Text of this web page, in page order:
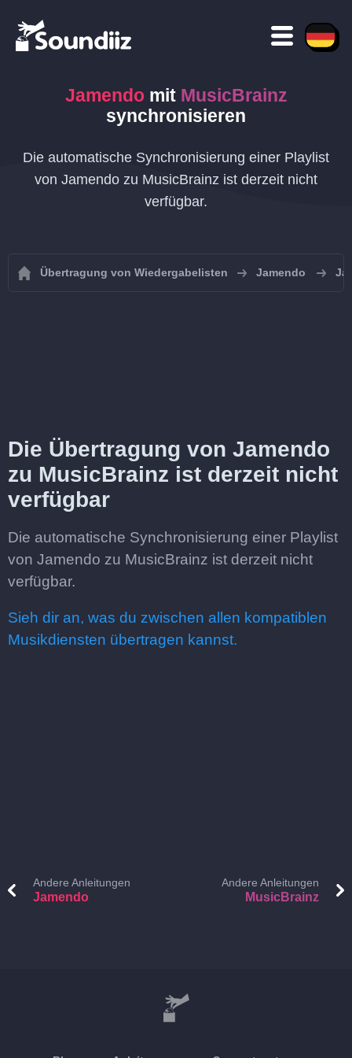
Jamendomit MusicBrainz
synchronisieren
Die automatische Synchronisierung einer Playlist
von Jamendo zu MusicBrainz ist derzeit nicht
verfügbar.
Übertragung von Wiedergabelisten Jamendo
Die Übertragung von Jamendo
zu MusicBrainz ist derzeit nicht
verfügbar
Die automatische Synchronisierung einer Playlist
von Jamendo zu MusicBrainz ist derzeit nicht
verfügbar.
Sieh dir an, was du zwischen allen kompatiblen
Musikdiensten übertragen kannst.
Andere Anleitungen
Jamendo
Andere Anleitungen
MusicBrainz